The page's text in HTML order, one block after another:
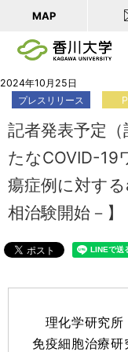
MAP
2024年10月25日
プレスリリース
記者発表予定
たなCOVID-19
瘍症例に対す
相治験開始－】
理化学研究所
免疫細胞治療